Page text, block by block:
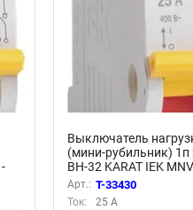
Выключатель
(мини-рубильник) 1п
ВН-32 KARAT IEK
025
Арт.: T-33430
Ток:
25 А